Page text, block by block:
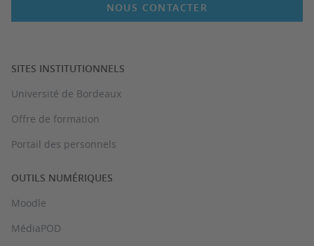
NOUS CONTACTER
SITES INSTITUTIONNELS
Université de Bordeaux
Offre de formation
Portail des personnels
OUTILS NUMÉRIQUES
Moodle
MédiaPOD